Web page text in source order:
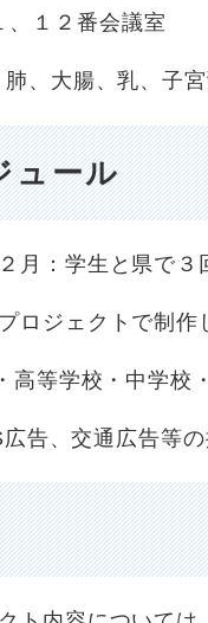
１２番会議室
肺、大腸、乳、子
ール
月：学生と県で３
ロジェクトで制
高等学校・中学校
、交通広告等の